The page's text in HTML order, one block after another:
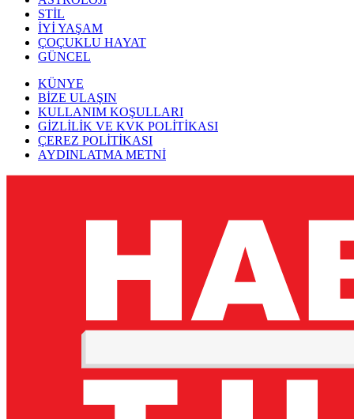
STİL
İYİ YAŞAM
ÇOÇUKLU HAYAT
GÜNCEL
KÜNYE
BİZE ULAŞIN
KULLANIM KOŞULLARI
GİZLİLİK VE KVK POLİTİKASI
ÇEREZ POLİTİKASI
AYDINLATMA METNİ